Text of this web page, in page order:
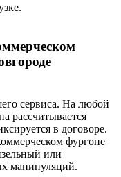
сервиса. На любой
рассчитывается
в договоре.
фургоне
или
манипуляций.